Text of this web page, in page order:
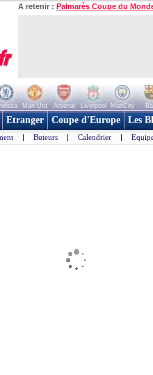
A retenir : Palmarès Coupe du
Man Utd Arsenal Liverpool ManCity
Etranger Coupe d'Europe Les
| Buteurs | Calendrier |